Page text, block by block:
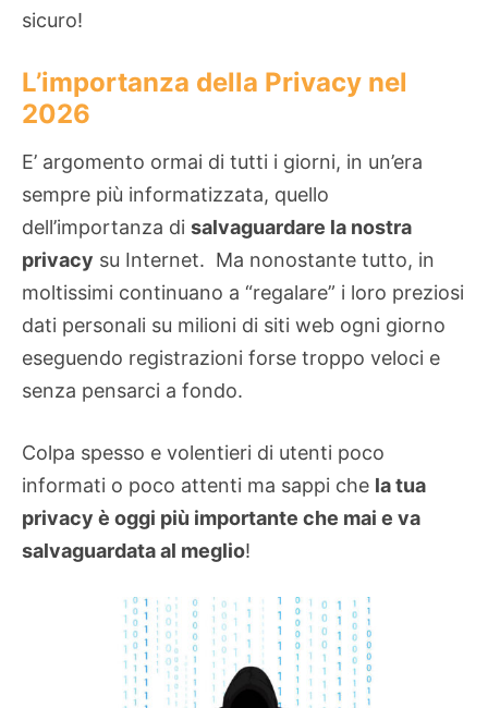
sicuro!
L’importanza della Privacy nel
2026
E’ argomento ormai di tutti i giorni, in un’era
sempre più informatizzata, quello
dell’importanza di salvaguardare la nostra
privacy su Internet. Ma nonostante tutto, in
moltissimi continuano a “regalare” i loro preziosi
dati personali su milioni di siti web ogni giorno
eseguendo registrazioni forse troppo veloci e
senza pensarci a fondo.
Colpa spesso e volentieri di utenti poco
informati o poco attenti ma sappi che la tua
privacy è oggi più importante che mai e va
salvaguardata al meglio!